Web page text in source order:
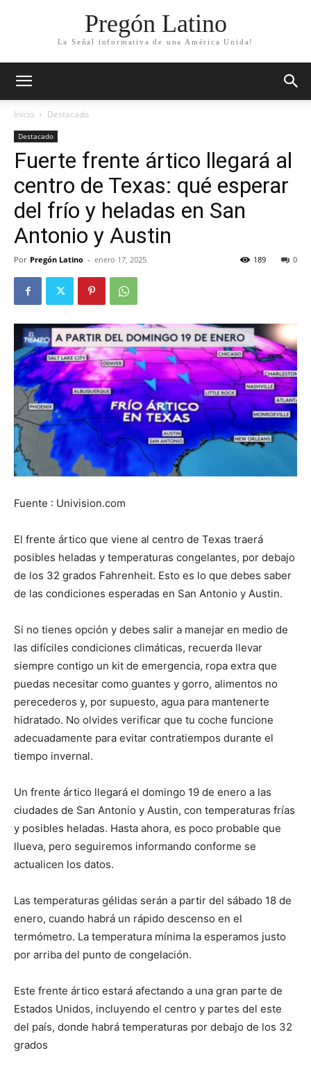
Pregón Latino
La Señal informativa de una América Unida!
Inicio Destacado
Destacado
Fuerte frente ártico llegará al
centro de Texas: qué esperar
del frío y heladas en San
Antonio y Austin
Por Pregón Latino - enero 17, 2025 0
189
Fuente : Univision.com
El frente ártico que viene al centro de Texas traerá
posibles heladas y temperaturas congelantes, por debajo
de los 32 grados Fahrenheit. Esto es lo que debes saber
de las condiciones esperadas en San Antonio y Austin.
Si no tienes opción y debes salir a manejar en medio de
las difíciles condiciones climáticas, recuerda llevar
siempre contigo un kit de emergencia, ropa extra que
puedas necesitar como guantes y gorro, alimentos no
perecederos y, por supuesto, agua para mantenerte
hidratado. No olvides verificar que tu coche funcione
adecuadamente para evitar contratiempos durante el
tiempo invernal.
Un frente ártico llegará el domingo 19 de enero a las
ciudades de San Antonio y Austin, con temperaturas frías
y posibles heladas. Hasta ahora, es poco probable que
llueva, pero seguiremos informando conforme se
actualicen los datos.
Las temperaturas gélidas serán a partir del sábado 18 de
enero, cuando habrá un rápido descenso en el
termómetro. La temperatura mínima la esperamos justo
por arriba del punto de congelación.
Este frente ártico estará afectando a una gran parte de
Estados Unidos, incluyendo el centro y partes del este
del país, donde habrá temperaturas por debajo de los 32
grados